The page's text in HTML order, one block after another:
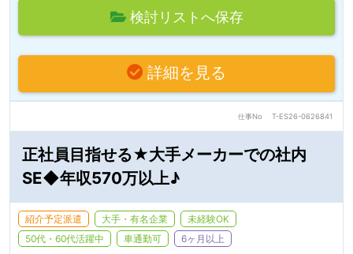
検討リストへ保存
詳細を見る
仕事No T-ES26-0626841
正社員目指せる★大手メーカーでの社内
SE◆年収570万以上♪
紹介予定派遣 大手・有名企業
未経験OK
50代・60代活躍中
車通勤可 6ヶ月以上